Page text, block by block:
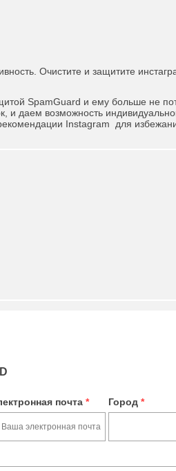
Очистите и защитите
SpamGuard и ему больше не
и даем возможность
Instagram для
почта * Город *